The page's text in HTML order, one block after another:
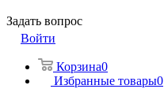
Задать вопрос
Войти
Корзина0
Избранные товары0